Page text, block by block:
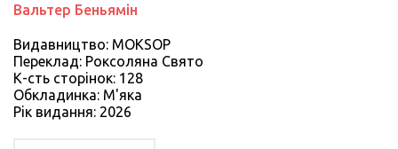
Вальтер Беньямін
Видавництво: MOKSOP
Переклад: Роксоляна Свято
К-сть сторiнок: 128
Обкладинка: М'яка
Рiк видання: 2026